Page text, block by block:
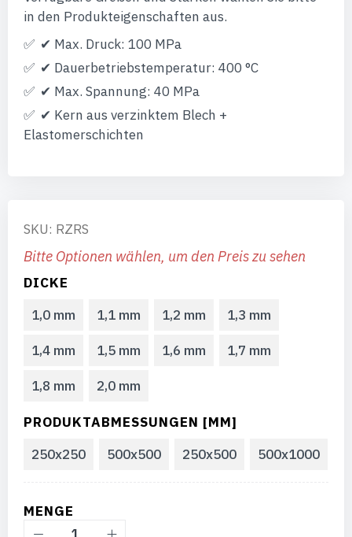
in den Produkteigenschaften aus.
✔ Max. Druck: 100 MPa
✔ Dauerbetriebstemperatur: 400 °C
✔ Max. Spannung: 40 MPa
✔ Kern aus verzinktem Blech +
Elastomerschichten
SKU: RZRS
Bitte Optionen wählen, um den Preis zu sehen
DICKE
1,0 mm
1,1 mm 1,2 mm 1,3 mm
1,4 mm 1,5 mm 1,6 mm 1,7 mm
1,8 mm 2,0 mm
PRODUKTABMESSUNGEN [MM]
250x250
500x500 250x500 500x1000
MENGE